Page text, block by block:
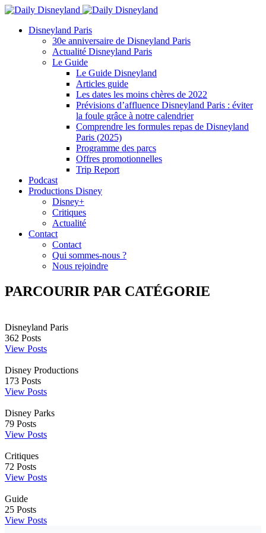
Disneyland Paris
30e anniversaire de Disneyland Paris
Actualité Disneyland Paris
Le Guide
Le Guide Disneyland
Articles guide
Les dates les moins chères de 2022
Prévisions d’affluence Disneyland Paris : éviter
la foule grâce à notre calendrier
Comprendre les formules repas de Disneyland
Paris (2025)
Programme des parcs
Offres promotionnelles
Trip Report
Podcast
Productions Disney
Disney+
Critiques
Actualité
Contact
Contact
Qui sommes-nous ?
Nous rejoindre
PARCOURIR PAR CATÉGORIE
Disneyland Paris
362 Posts
View Posts
Disney Productions
173 Posts
View Posts
Disney Parks
79 Posts
View Posts
Critiques
72 Posts
View Posts
Guide
25 Posts
View Posts